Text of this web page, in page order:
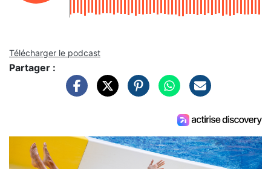
Télécharger le podcast
Partager :